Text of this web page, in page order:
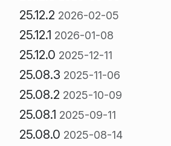
25.12.2 2026-02-05
25.12.1 2026-01-08
25.12.0 2025-12-11
25.08.3 2025-11-06
25.08.2 2025-10-09
25.08.1 2025-09-11
25.08.0 2025-08-14